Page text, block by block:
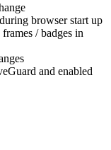
browser start up
/ badges in
and enabled